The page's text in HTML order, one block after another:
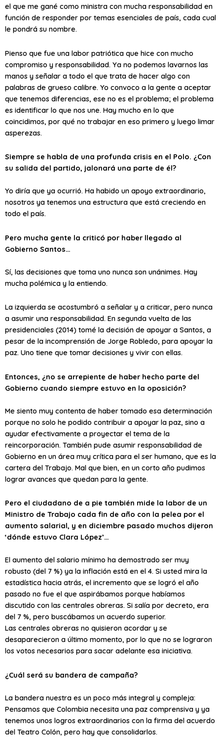
el que me gané como ministra con mucha responsabilidad en
función de responder por temas esenciales de país, cada cual
le pondrá su nombre.
Pienso que fue una labor patriótica que hice con mucho
compromiso y responsabilidad. Ya no podemos lavarnos las
manos y señalar a todo el que trata de hacer algo con
palabras de grueso calibre. Yo convoco a la gente a aceptar
que tenemos diferencias, ese no es el problema; el problema
es identificar lo que nos une. Hay mucho en lo que
coincidimos, por qué no trabajar en eso primero y luego limar
asperezas.
Siempre se habla de una profunda crisis en el Polo. ¿Con
su salida del partido, jalonará una parte de él?
Yo diría que ya ocurrió. Ha habido un apoyo extraordinario,
nosotros ya tenemos una estructura que está creciendo en
todo el país.
Pero mucha gente la criticó por haber llegado al
Gobierno Santos…
Sí, las decisiones que toma uno nunca son unánimes. Hay
mucha polémica y la entiendo.
La izquierda se acostumbró a señalar y a criticar, pero nunca
a asumir una responsabilidad. En segunda vuelta de las
presidenciales (2014) tomé la decisión de apoyar a Santos, a
pesar de la incomprensión de Jorge Robledo, para apoyar la
paz. Uno tiene que tomar decisiones y vivir con ellas.
Entonces, ¿no se arrepiente de haber hecho parte del
Gobierno cuando siempre estuvo en la oposición?
Me siento muy contenta de haber tomado esa determinación
porque no solo he podido contribuir a apoyar la paz, sino a
ayudar efectivamente a proyectar el tema de la
reincorporación. También pude asumir responsabilidad de
Gobierno en un área muy crítica para el ser humano, que es la
cartera del Trabajo. Mal que bien, en un corto año pudimos
lograr avances que quedan para la gente.
Pero el ciudadano de a pie también mide la labor de un
Ministro de Trabajo cada fin de año con la pelea por el
aumento salarial, y en diciembre pasado muchos dijeron
‘dónde estuvo Clara López’…
El aumento del salario mínimo ha demostrado ser muy
robusto (del 7 %) ya la inflación está en el 4. Si usted mira la
estadística hacia atrás, el incremento que se logró el año
pasado no fue el que aspirábamos porque habíamos
discutido con las centrales obreras. Si salía por decreto, era
del 7 %, pero buscábamos un acuerdo superior.
Las centrales obreras no quisieron acordar y se
desaparecieron a último momento, por lo que no se lograron
los votos necesarios para sacar adelante esa iniciativa.
¿Cuál será su bandera de campaña?
La bandera nuestra es un poco más integral y compleja:
Pensamos que Colombia necesita una paz comprensiva y ya
tenemos unos logros extraordinarios con la firma del acuerdo
del Teatro Colón, pero hay que consolidarlos.